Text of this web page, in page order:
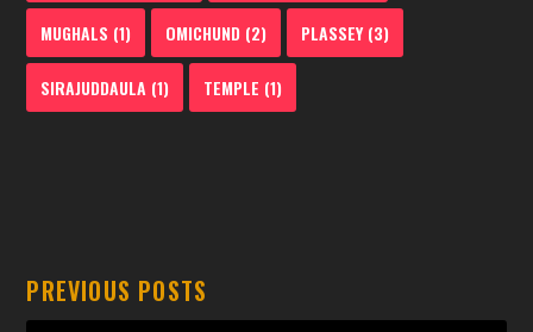
MUGHALS (1) OMICHUND (2) PLASSEY(3)
SIRAJUDDAULA (1) TEMPLE (1)
PREVIOUS POSTS